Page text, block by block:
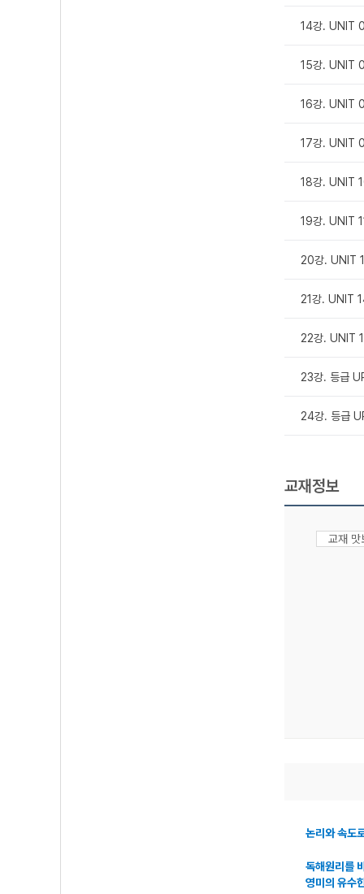
14강. UNIT
15강. UNIT
16강. UNIT
17강. UNIT
18강. UNIT
19강. UNIT
20강. UNIT
21강. UNIT
22강. UNIT
23강. 등급
24강. 등급
교재정보
교재
논리와 속도
독해원리를
영미의 유수